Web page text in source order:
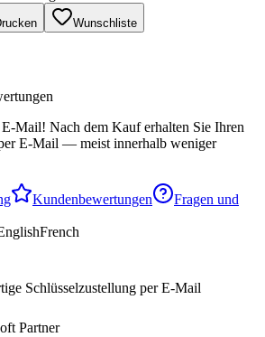
Wunschliste
E-Mail! Nach dem Kauf erhalten Sie Ihren
E-Mail — meist innerhalb weniger
Kundenbewertungen
Fragen und
French
Schlüsselzustellung per E-Mail
Partner